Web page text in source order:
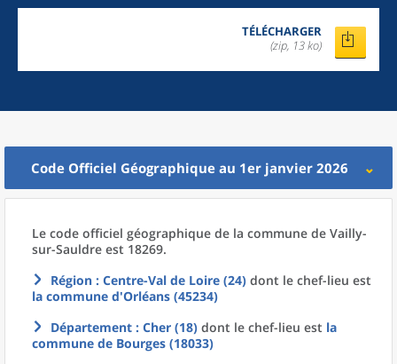
TÉLÉCHARGER
(zip, 13 ko)
Code Officiel Géographique au 1er janvier 2026
Le code officiel géographique de la commune de Vailly-
sur-Sauldre est 18269.
Région : Centre-Val de Loire (24) dont le chef-lieu est
la commune d'Orléans (45234)
Département : Cher (18) dont le chef-lieu est la
commune de Bourges (18033)